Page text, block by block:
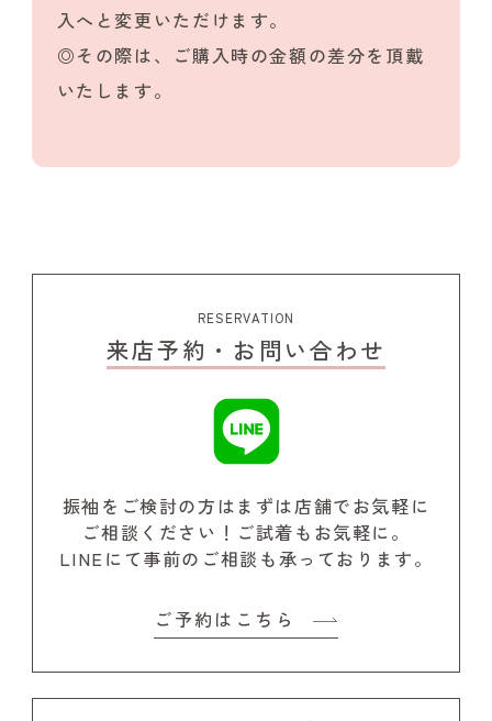
入へと変更いただけます。
◎その際は、ご購入時の金額の差分を頂戴
いたします。
RESERVATION
来店予約・お問い合わせ
振袖をご検討の方はまずは店舗でお気軽に
ご相談ください！ ご試着もお気軽に。
LINEにて事前のご相談も承っております。
ご予約はこちら